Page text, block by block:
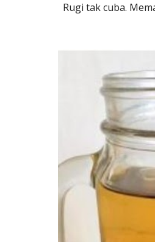
Rugi tak cuba.